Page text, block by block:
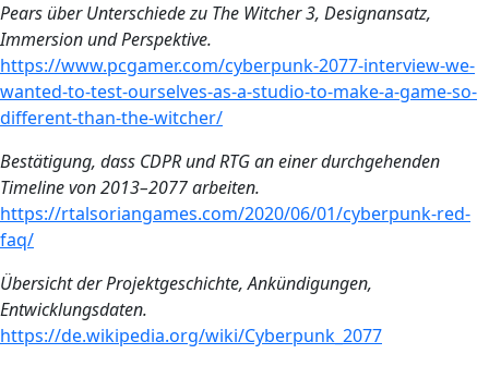
Pears über Unterschiede zu The Witcher 3, Designansatz,
Immersion und Perspektive.
https://www.pcgamer.com/cyberpunk-2077-interview-we-
wanted-to-test-ourselves-as-a-studio-to-make-a-game-so-
different-than-the-witcher/
Bestätigung, dass CDPR und RTG an einer durchgehenden
Timeline von 2013–2077 arbeiten.
https://rtalsoriangames.com/2020/06/01/cyberpunk-red-
faq/
Übersicht der Projektgeschichte, Ankündigungen,
Entwicklungsdaten.
https://de.wikipedia.org/wiki/Cyberpunk_2077